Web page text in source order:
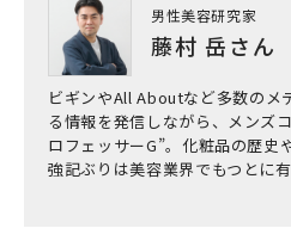
男性美容研究家
藤村 岳さん
ビギンやAll Aboutなど多数のメ
る情報を発信しながら、メンズ
ロフェッサーG”。化粧品の歴史
強記ぶりは美容業界でもつとに有